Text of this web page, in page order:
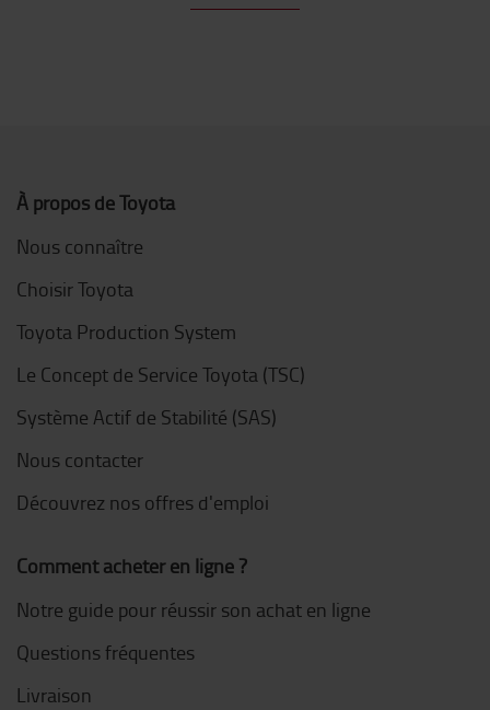
À propos de Toyota
Nous connaître
Choisir Toyota
Toyota Production System
Le Concept de Service Toyota (TSC)
Système Actif de Stabilité (SAS)
Nous contacter
Découvrez nos offres d'emploi
Comment acheter en ligne ?
Notre guide pour réussir son achat en ligne
Questions fréquentes
Livraison